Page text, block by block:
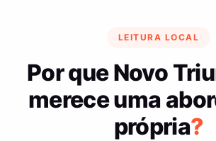
LEITURA LOCAL
Por que Novo
merece uma
própria?